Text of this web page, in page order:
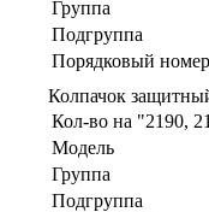
Группа
Подгруппа
Порядковый
Колпачок
Кол-во на "2190,
Модель
Группа
Подгруппа